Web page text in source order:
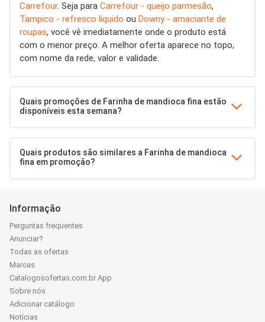
Carrefour. Seja para Carrefour - queijo parmesão,
Tampico - refresco liquido ou Downy - amaciante de
roupas, você vê imediatamente onde o produto está
com o menor preço. A melhor oferta aparece no topo,
com nome da rede, valor e validade.
Quais promoções de Farinha de mandioca fina estão
disponíveis esta semana?
Quais produtos são similares a Farinha de mandioca
fina em promoção?
Informação
Perguntas frequentes
Anunciar?
Todas as ofertas
Marcas
Catalogosofertas.com.br App
Sobre nós
Adicionar catálogo
Notícias